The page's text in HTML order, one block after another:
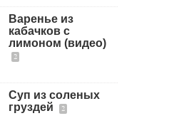
Варенье из
кабачков с
лимоном (видео)
2
Суп из соленых
груздей
2